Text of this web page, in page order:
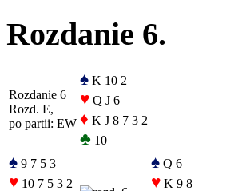
Rozdanie 6.
Rozdanie 6
Rozd. E,
po partii: EW
♠ K 10 2
♥ Q J 6
♦ K J 8 7 3 2
♣ 10
♠ 9 7 5 3
♥ 10 7 5 3 2
♠ Q 6
♥ K 9 8